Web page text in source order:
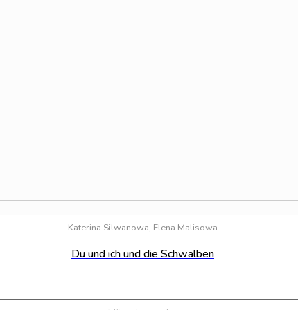
Katerina Silwanowa, Elena Malisowa
Du und ich und die Schwalben